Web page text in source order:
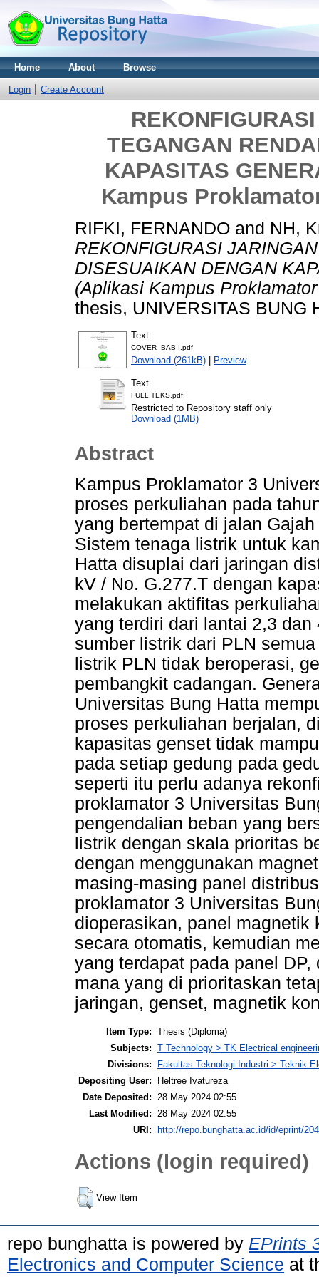
Home About Browse
Login Create Account
TEGANGAN
KAPASITAS
Kampus
RIFKI, FERNANDO and NH,
REKONFIGURASI
DISESUAIKAN DENGAN
(Aplikasi Kampus
thesis, UNIVERSITAS BUNG
Text
COVER- BAB I.pdf
Download (261kB) | Preview
Text
FULL TEKS.pdf
Restricted to Repository staff only
Download (1MB)
Abstract
Kampus Proklamator 3
proses perkuliahan pada
yang bertempat di jalan
Sistem tenaga listrik untuk
Hatta disuplai dari jaringan
kV / No. G.277.T dengan
melakukan aktifitas
yang terdiri dari lantai 2,3
sumber listrik dari PLN
listrik PLN tidak beroperasi,
pembangkit cadangan.
Universitas Bung Hatta
proses perkuliahan berjalan,
kapasitas genset tidak
pada setiap gedung pada
seperti itu perlu adanya
proklamator 3 Universitas
pengendalian beban yang
listrik dengan skala prioritas
dengan menggunakan
masing-masing panel
proklamator 3 Universitas
dioperasikan, panel magnetik
secara otomatis, kemudian
yang terdapat pada panel
mana yang di prioritaskan
jaringan, genset, magnetik
Item Type: Thesis (Diploma)
Subjects: T Technology > TK Electrical
Divisions:
Fakultas Teknologi Industri > Teknik
Depositing User:
Heltree Ivatureza
Date Deposited:
28 May 2024 02:55
Last Modified:
28 May 2024 02:55
URI:
http://repo.bunghatta.ac.id/id/eprint/
Actions (login required)
View Item
repo bunghatta is powered by EPrints
Electronics and Computer Science at